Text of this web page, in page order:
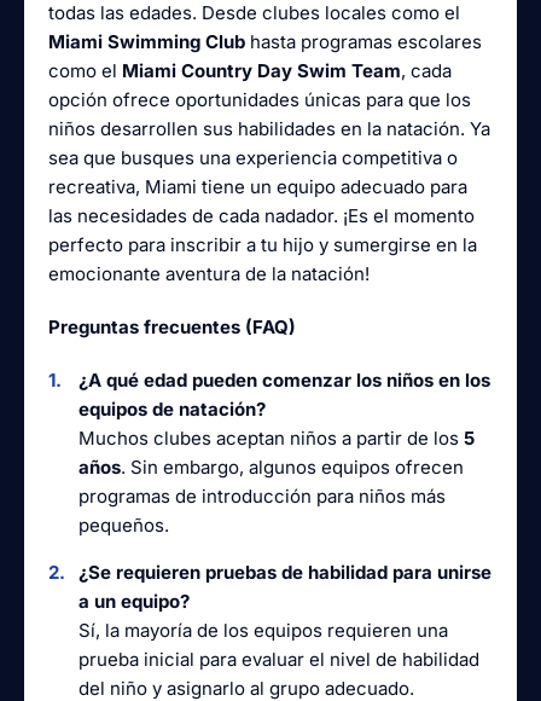
todas las edades. Desde clubes locales como el
Miami Swimming Club hasta programas escolares
como el Miami Country Day Swim Team, cada
opción ofrece oportunidades únicas para que los
niños desarrollen sus habilidades en la natación. Ya
sea que busques una experiencia competitiva o
recreativa, Miami tiene un equipo adecuado para
las necesidades de cada nadador. ¡Es el momento
perfecto para inscribir a tu hijo y sumergirse en la
emocionante aventura de la natación!
Preguntas frecuentes (FAQ)
¿A qué edad pueden comenzar los niños en los
equipos de natación?
Muchos clubes aceptan niños a partir de los 5
años. Sin embargo, algunos equipos ofrecen
programas de introducción para niños más
pequeños.
¿Se requieren pruebas de habilidad para unirse
a un equipo?
Sí, la mayoría de los equipos requieren una
prueba inicial para evaluar el nivel de habilidad
del niño y asignarlo al grupo adecuado.